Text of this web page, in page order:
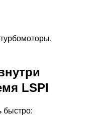
LSPI
быстро: